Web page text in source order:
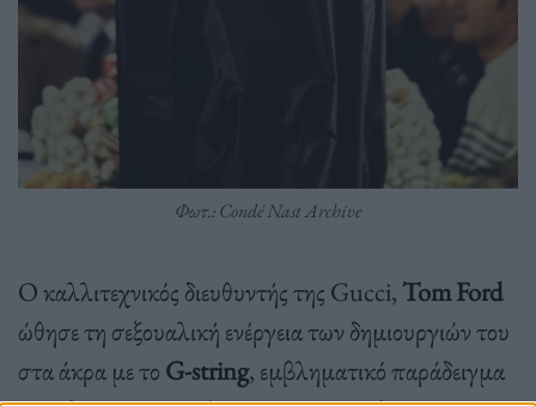
Φωτ.: Condé Nast Archive
Ο καλλιτεχνικός διευθυντής της Gucci, Tom Ford
ώθησε τη σεξουαλική ενέργεια των δημιουργιών του
στα άκρα με το G-string, εμβληματικό παράδειγμα